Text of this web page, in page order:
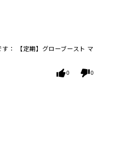
：
【定期】グローブースト マ
0 0